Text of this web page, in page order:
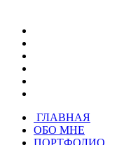
ГЛАВНАЯ
ОБО МНЕ
ПОРТФОЛИО